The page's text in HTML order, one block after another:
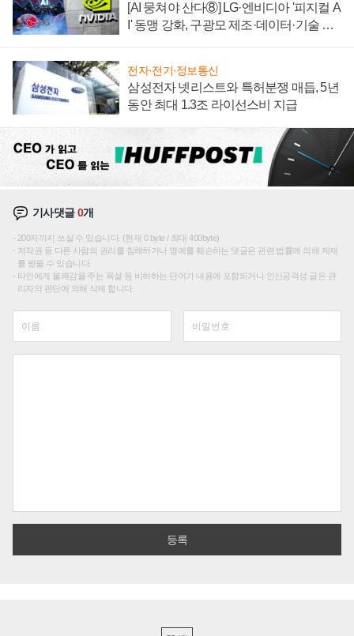
[AI 뭉쳐야 산다⑧] LG·엔비디아 '피지컬 A
I' 동맹 강화, 구광모 제조·데이터·기술 결
전자·전기·정보통신
삼성전자 넷리스트와 특허분쟁 매듭, 5년
동안 최대 1.3조 라이선스비 지급
기사댓글0개
200자까지 쓰실 수 있습니다. (현재 0 byte / 최대 400byte)
저작권 등 다른 사람의 권리를 침해하거나 명예를 훼손하는 댓글은 관련 법률에 의해 제재
를 받을 수 있습니다.
타인에게 불쾌감을 주는 욕설 등 비하하는 단어가 내용에 포함되거나 인신공격성 글은 관
리자의 판단에 의해 삭제 합니다.